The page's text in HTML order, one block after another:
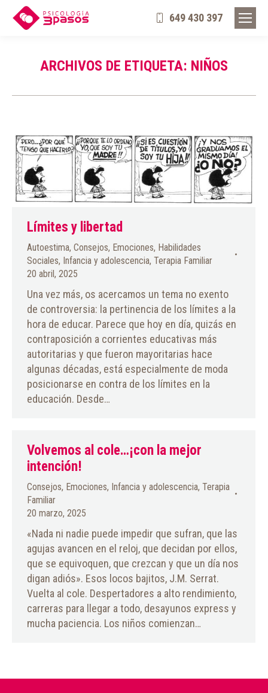
649 430 397
ARCHIVOS DE ETIQUETA: NIÑOS
Límites y libertad
Autoestima, Consejos, Emociones, Habilidades
Sociales, Infancia y adolescencia, Terapia Familiar
20 abril, 2025
Una vez más, os acercamos un tema no exento
de controversia: la pertinencia de los límites a la
hora de educar. Parece que hoy en día, quizás en
contraposición a corrientes educativas más
autoritarias y que fueron mayoritarias hace
algunas décadas, está especialmente de moda
posicionarse en contra de los límites en la
educación. Desde…
Volvemos al cole…¡con la mejor
intención!
Consejos, Emociones, Infancia y adolescencia, Terapia
Familiar
20 marzo, 2025
«Nada ni nadie puede impedir que sufran, que las
agujas avancen en el reloj, que decidan por ellos,
que se equivoquen, que crezcan y que un día nos
digan adiós». Esos locos bajitos, J.M. Serrat.
Vuelta al cole. Despertadores a alto rendimiento,
carreras para llegar a todo, desayunos express y
mucha paciencia. Los niños comienzan…